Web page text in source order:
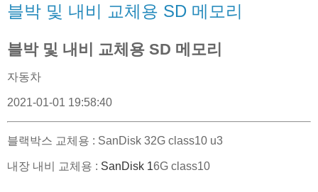
블박 및 내비 교체용 SD 메모리
블박 및 내비 교체용 SD 메모리
자동차
2021-01-01 19:58:40
블랙박스 교체용 : SanDisk 32G class10 u3
내장 내비 교체용 : SanDisk 16G class10